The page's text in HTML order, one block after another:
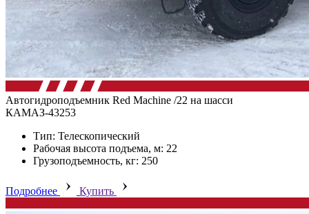
Автогидроподъемник Red Machine /22 на шасси
КАМАЗ-43253
Тип: Телескопический
Рабочая высота подъема, м: 22
Грузоподъемность, кг: 250
Подробнее Купить